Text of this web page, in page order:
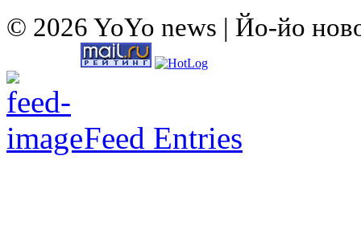
© 2026 YoYo news | Йо-йо
Feed Entries